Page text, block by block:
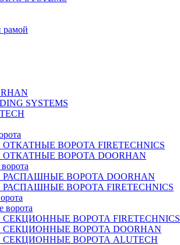
рамой
SYSTEMS
ВОРОТА FIRETECHNICS
ВОРОТА DOORHAN
ВОРОТА DOORHAN
ВОРОТА FIRETECHNICS
ворота
ВОРОТА FIRETECHNICS
ВОРОТА DOORHAN
ВОРОТА ALUTECH